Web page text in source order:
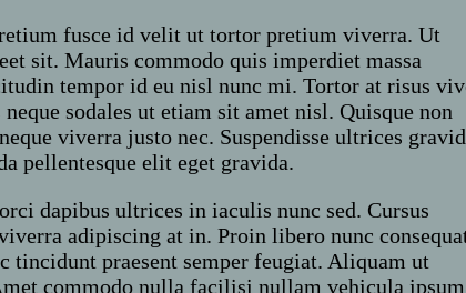
fusce id velit ut tortor pretium viverra. Ut
sit. Mauris commodo quis imperdiet massa
tempor id eu nisl nunc mi. Tortor at risus
sodales ut etiam sit amet nisl. Quisque non
viverra justo nec. Suspendisse ultrices
pellentesque elit eget gravida.
dapibus ultrices in iaculis nunc sed. Cursus
adipiscing at in. Proin libero nunc
tincidunt praesent semper feugiat. Aliquam ut
commodo nulla facilisi nullam vehicula ipsum